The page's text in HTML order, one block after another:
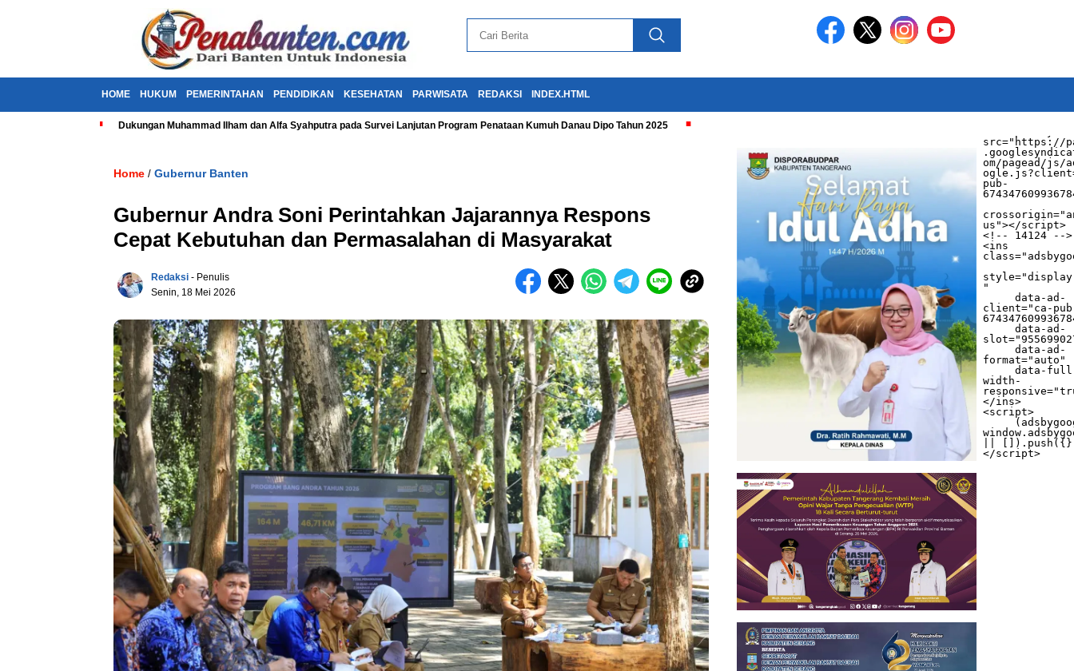
HOME HUKUM PEMERINTAHAN PENDIDIKAN KESEHATAN PARWISATA REDAKSI INDEX.HTML
Dukungan Muhammad Ilham dan Alfa Syahputra pada Survei Lanjutan Program Penataan Kumuh Danau Dipo Tahun 2025
src="https://
om/pagead/js/
pub-
us"></script>
<!-- 14124 -->
<ins
"
     data-ad-
client="ca-
     data-ad-
     data-ad-
format="auto"
     data-full-
width-
</ins>
<script>
||
</script>
Home / Gubernur Banten
Gubernur Andra Soni Perintahkan Jajarannya Respons
Cepat Kebutuhan dan Permasalahan di Masyarakat
Redaksi - Penulis
Senin, 18 Mei 2026